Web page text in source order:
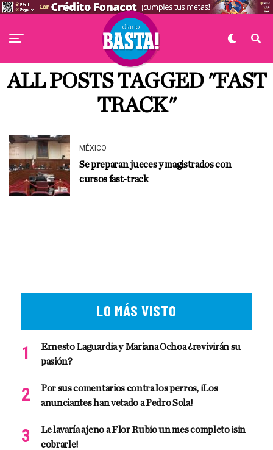
ALL POSTS TAGGED "FAST
TRACK"
MÉXICO
Se preparan jueces y magistrados con
cursos fast-track
LO MÁS VISTO
Ernesto Laguardia y Mariana Ochoa ¿revivirán su
pasión?
Por sus comentarios contra los perros, ¡Los
anunciantes han vetado a Pedro Sola!
Le lavaría ajeno a Flor Rubio un mes completo ¡sin
cobrarle!